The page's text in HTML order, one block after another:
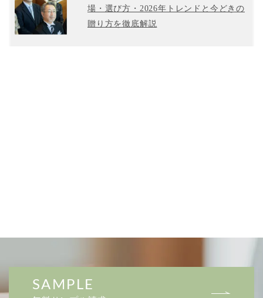
場・選び方・2026年トレンドと今どきの
贈り方を徹底解説
SAMPLE